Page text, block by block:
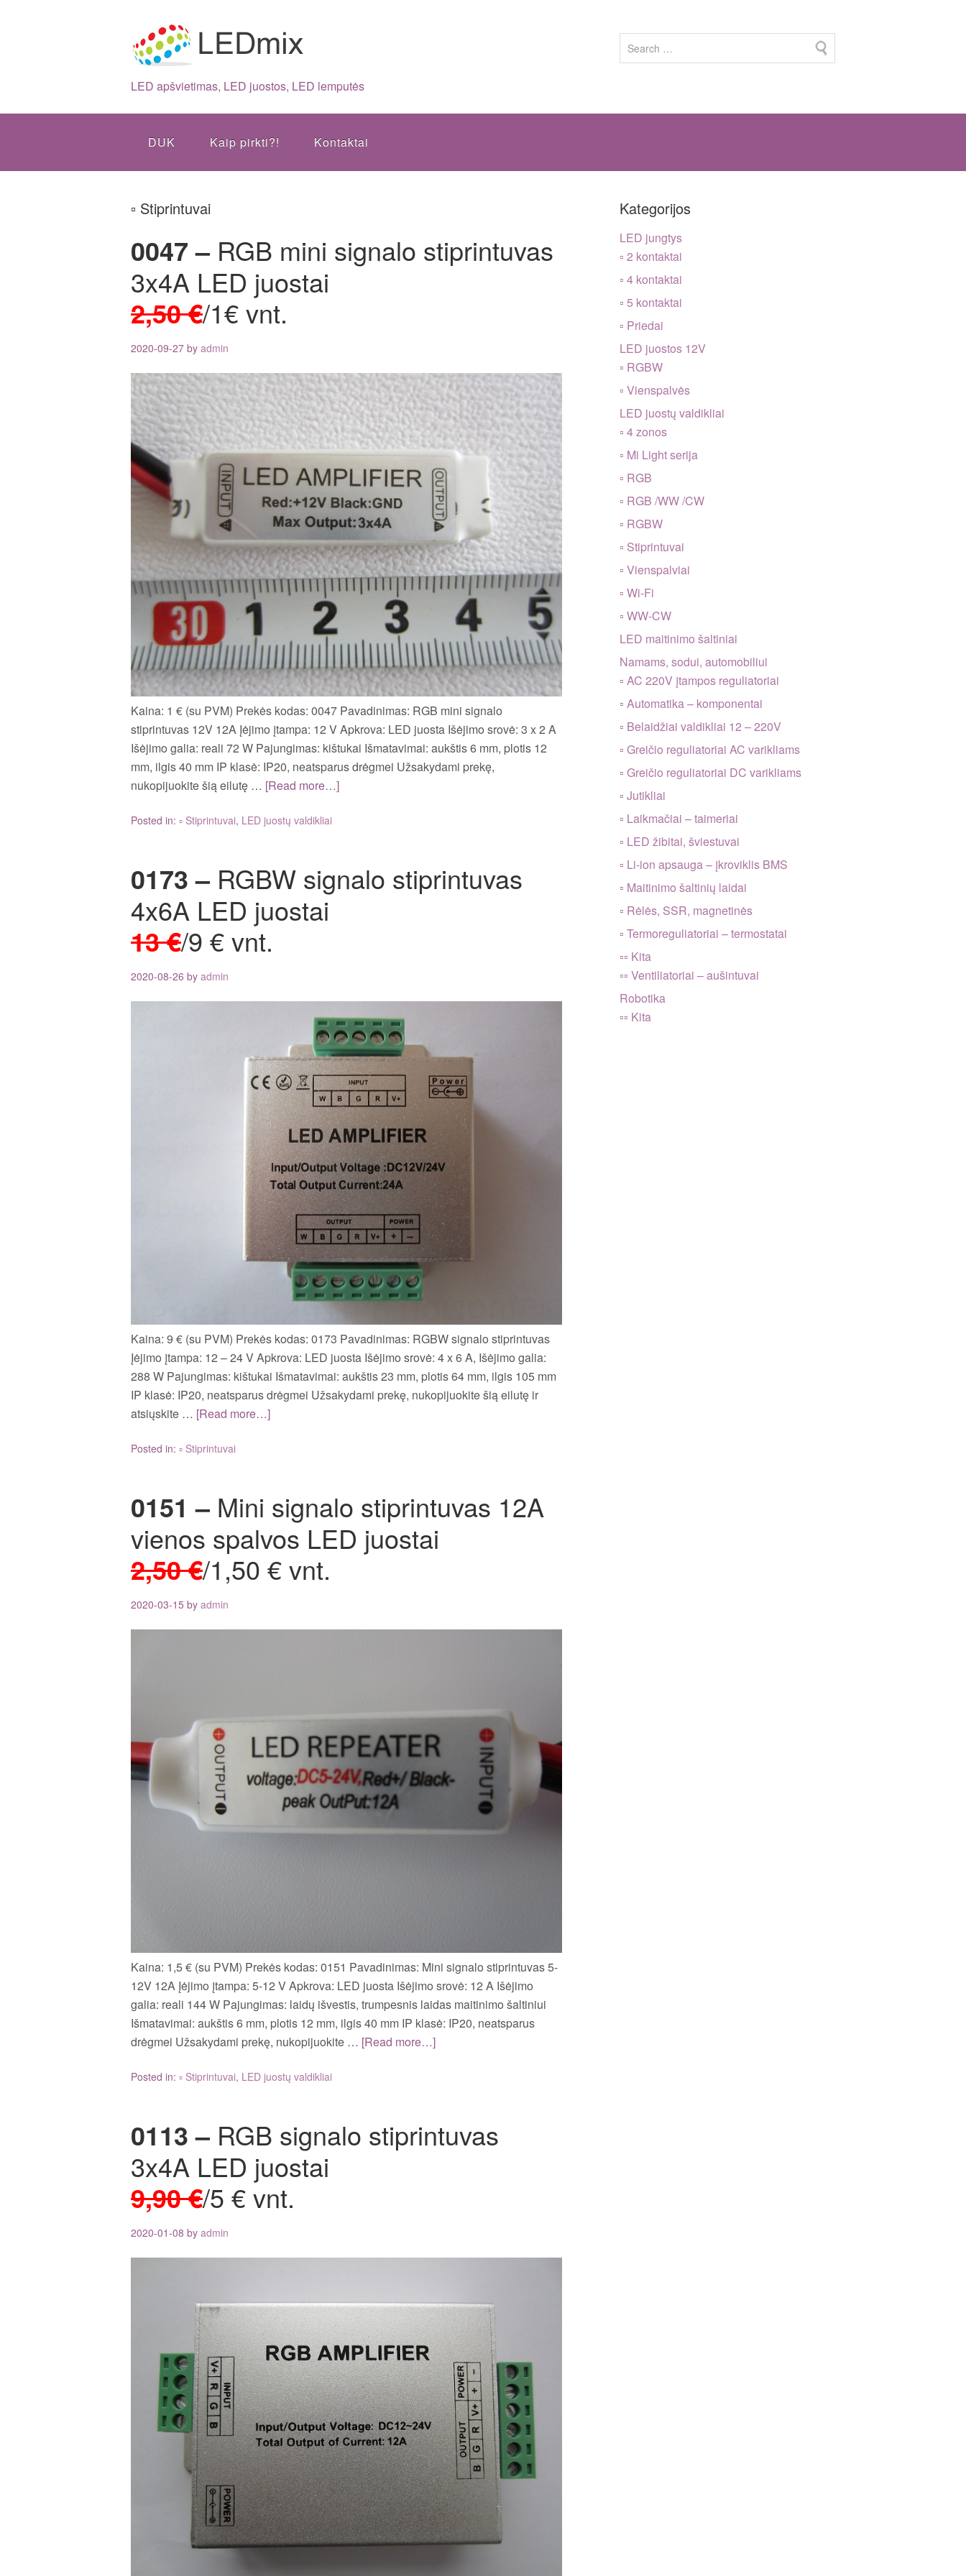
LED apšvietimas, LED juostos, LED lemputės
DUK Kaip pirkti?! Kontaktai
▫ Stiprintuvai
0047 – RGB mini signalo stiprintuvas
3x4A LED juostai
2,50 €/1€ vnt.
2020-09-27 by admin
Kaina: 1 € (su PVM) Prekės kodas: 0047 Pavadinimas: RGB mini signalo
stiprintuvas 12V 12A Įėjimo įtampa: 12 V Apkrova: LED juosta Išėjimo srovė: 3 x 2 A
Išėjimo galia: reali 72 W Pajungimas: kištukai Išmatavimai: aukštis 6 mm, plotis 12
mm, ilgis 40 mm IP klasė: IP20, neatsparus drėgmei Užsakydami prekę,
nukopijuokite šią eilutę … [Read more…]
Posted in: ▫ Stiprintuvai, LED juostų valdikliai
0173 – RGBW signalo stiprintuvas
4x6A LED juostai
13 €/9 € vnt.
2020-08-26 by admin
Kaina: 9 € (su PVM) Prekės kodas: 0173 Pavadinimas: RGBW signalo stiprintuvas
Įėjimo įtampa: 12 – 24 V Apkrova: LED juosta Išėjimo srovė: 4 x 6 A, Išėjimo galia:
288 W Pajungimas: kištukai Išmatavimai: aukštis 23 mm, plotis 64 mm, ilgis 105 mm
IP klasė: IP20, neatsparus drėgmei Užsakydami prekę, nukopijuokite šią eilutę ir
atsiųskite … [Read more…]
Posted in: ▫ Stiprintuvai
0151 – Mini signalo stiprintuvas 12A
vienos spalvos LED juostai
2,50 €/1,50 € vnt.
2020-03-15 by admin
Kaina: 1,5 € (su PVM) Prekės kodas: 0151 Pavadinimas: Mini signalo stiprintuvas 5-
12V 12A Įėjimo įtampa: 5-12 V Apkrova: LED juosta Išėjimo srovė: 12 A Išėjimo
galia: reali 144 W Pajungimas: laidų išvestis, trumpesnis laidas maitinimo šaltiniui
Išmatavimai: aukštis 6 mm, plotis 12 mm, ilgis 40 mm IP klasė: IP20, neatsparus
drėgmei Užsakydami prekę, nukopijuokite … [Read more…]
Posted in: ▫ Stiprintuvai, LED juostų valdikliai
0113 – RGB signalo stiprintuvas
3x4A LED juostai
9,90 €/5 € vnt.
2020-01-08 by admin
Kategorijos
LED jungtys
▫ 2 kontaktai
▫ 4 kontaktai
▫ 5 kontaktai
▫ Priedai
LED juostos 12V
▫ RGBW
▫ Vienspalvės
LED juostų valdikliai
▫ 4 zonos
▫ Mi Light serija
▫ RGB
▫ RGB /WW /CW
▫ RGBW
▫ Stiprintuvai
▫ Vienspalviai
▫ Wi-Fi
▫ WW-CW
LED maitinimo šaltiniai
Namams, sodui, automobiliui
▫ AC 220V įtampos reguliatoriai
▫ Automatika – komponentai
▫ Belaidžiai valdikliai 12 – 220V
▫ Greičio reguliatoriai AC varikliams
▫ Greičio reguliatoriai DC varikliams
▫ Jutikliai
▫ Laikmačiai – taimeriai
▫ LED žibitai, šviestuvai
▫ Li-ion apsauga – įkroviklis BMS
▫ Maitinimo šaltinių laidai
▫ Rėlės, SSR, magnetinės
▫ Termoreguliatoriai – termostatai
▫▫ Kita
▫▫ Ventiliatoriai – aušintuvai
Robotika
▫▫ Kita